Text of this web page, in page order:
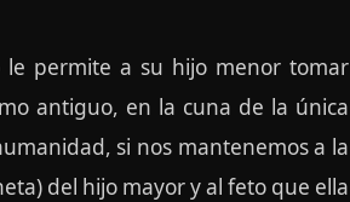
permite a su hijo menor tomar
antiguo, en la cuna de la única
si nos mantenemos a la
del hijo mayor y al feto que ella